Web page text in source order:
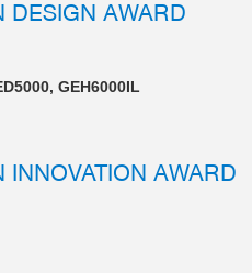
DESIGN AWARD
GEH6000IL
INNOVATION AWARD